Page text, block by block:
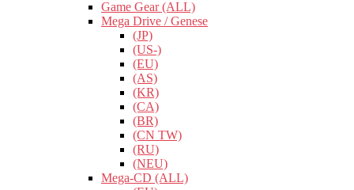
Game Gear (ALL)
Mega Drive / Genese
(JP)
(US-)
(EU)
(AS)
(KR)
(CA)
(BR)
(CN TW)
(RU)
(NEU)
Mega-CD (ALL)